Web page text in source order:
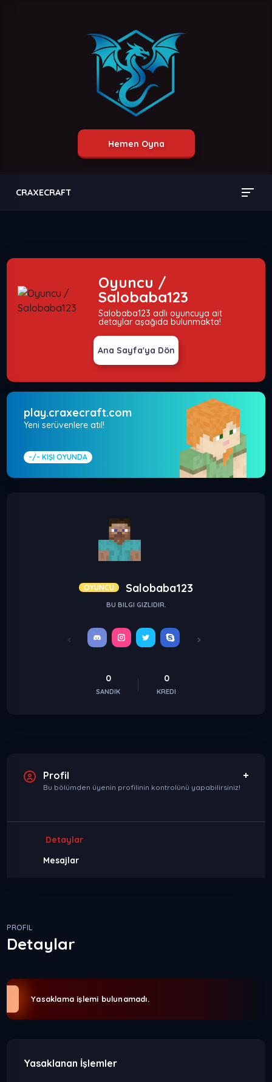
Hemen Oyna
CRAXECRAFT
Oyuncu /
Salobaba123
Salobaba123 adlı oyuncuya ait
detaylar aşağıda bulunmakta!
Ana Sayfa'ya Dön
play.craxecraft.com
Yeni serüvenlere atıl!
-/- KIŞI OYUNDA
OYUNCU Salobaba123
BU BILGI GIZLIDIR.
0
SANDIK
0
KREDI
Profil
Bu bölümden üyenin profilinin kontrolünü yapabilirsiniz!
Detaylar
Mesajlar
PROFIL
Detaylar
Yasaklama işlemi bulunamadı.
Yasaklanan İşlemler